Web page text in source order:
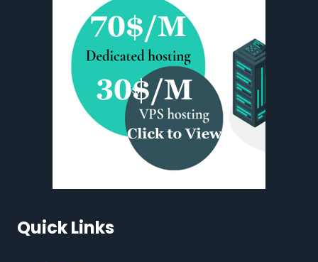
Quick Links